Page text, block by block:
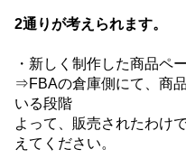
2通りが考えられます。
・新しく制作した商品ペ
⇒FBAの倉庫側にて、商
いる段階
よって、販売されたわけ
えてください。